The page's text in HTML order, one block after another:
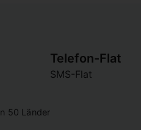
Telefon-Flat
SMS-Flat
50 Länder